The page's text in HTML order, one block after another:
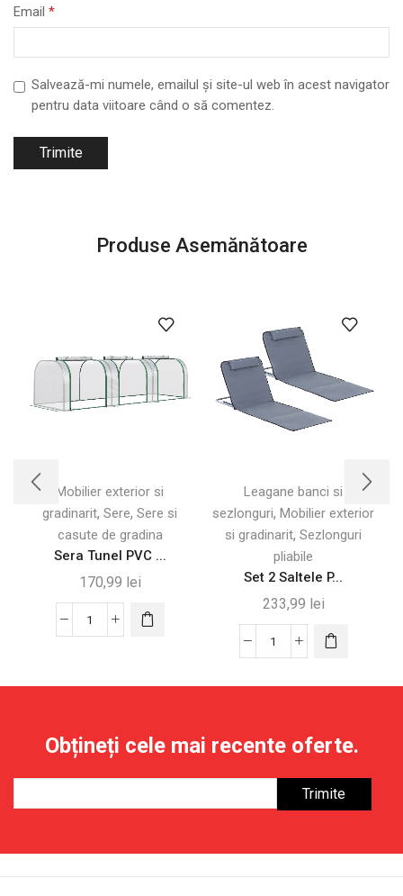
Email *
Salvează-mi numele, emailul și site-ul web în acest navigator
pentru data viitoare când o să comentez.
Produse Asemănătoare
Mobilier exterior si
gradinarit, Sere, Sere si
casute de gradina
Sera Tunel PVC ...
170,99 lei
Cantitate
Oțel
–
295×100×80
Leagane banci si
sezlonguri, Mobilier exterior
si gradinarit, Sezlonguri
pliabile
Set 2 Saltele P...
233,99 lei
Cantitate
Pliabile
pentru
Plajă
Obțineți cele mai recente oferte.